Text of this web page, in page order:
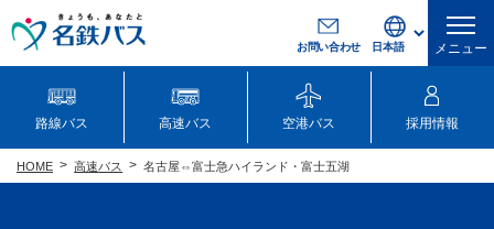
お問い合わせ メニュー
路線バス 高速バス 空港バス 採用情報
HOME 高速バス 名古屋⇔富士急ハイランド・富士五湖